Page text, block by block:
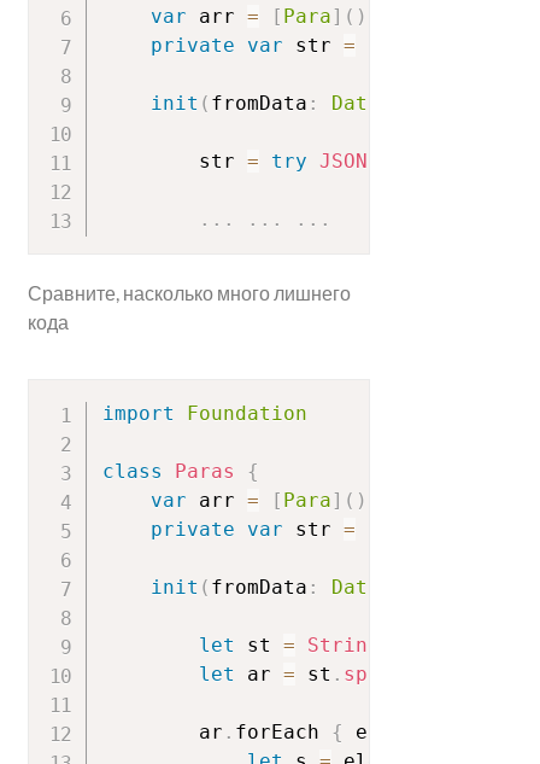
var arr = [ Para] ( )
private
var str =
init ( fromData : Data
        str
= try JSONDecoder
. . . . . . . . .
Сравните, насколько много лишнего
кода
import Foundation
class Paras
{
var arr = [ Para] ( )
private
var str =
init ( fromData : Data
let st = String
let
ar = st . split
        ar
. forEach { element